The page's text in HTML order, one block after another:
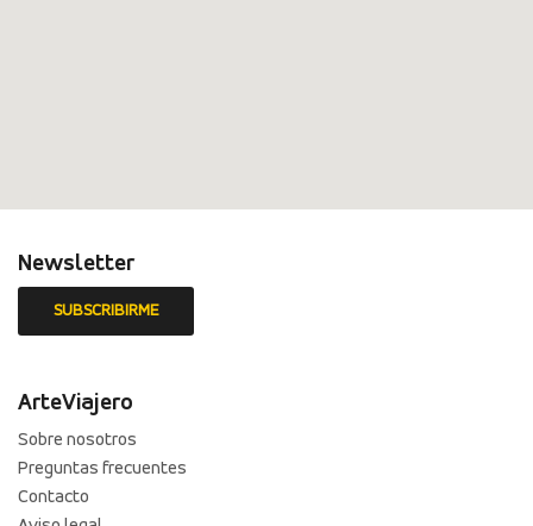
Newsletter
ArteViajero
Sobre nosotros
Preguntas frecuentes
Contacto